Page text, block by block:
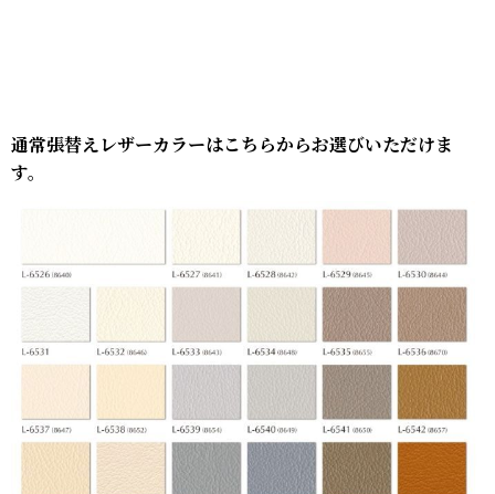
通常張替えレザーカラーはこちらからお選びいただけま
す。